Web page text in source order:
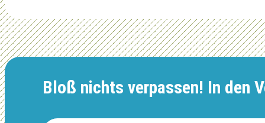
Bloß nichts verpassen! In den